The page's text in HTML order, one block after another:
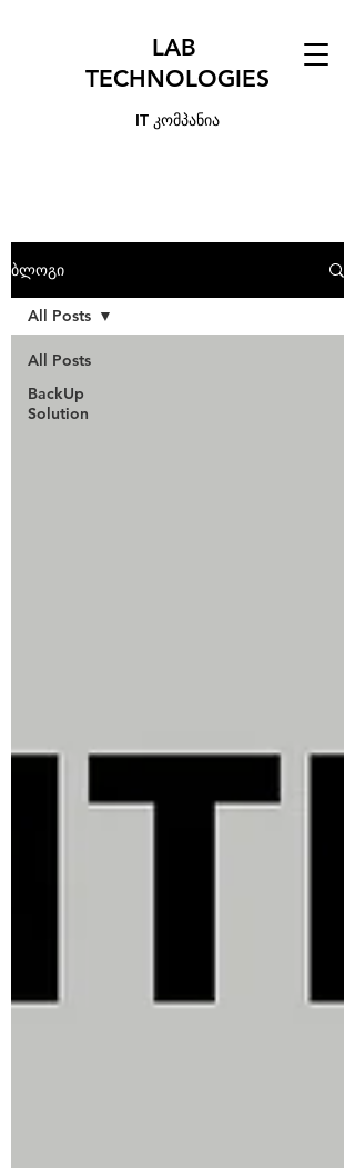
LAB
TECHNOLOGIES
IT კომპანია
ბლოგი
All Posts
BackUp
Solution
All Posts